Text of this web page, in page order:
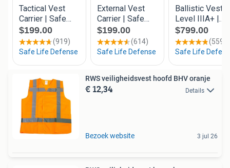
RWS veiligheidsvest hoofd BHV oranje
€ 12,34 Details
Bezoek website 3 jul 26